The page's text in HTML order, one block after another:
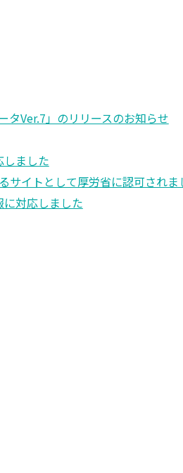
タVer.7」のリリースのお知らせ
ました
サイトとして厚労省に認可されま
対応しました